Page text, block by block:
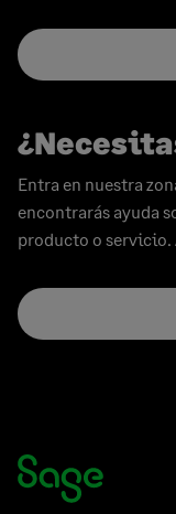
Entra en nuestra
encontrarás ayuda
producto o servicio.